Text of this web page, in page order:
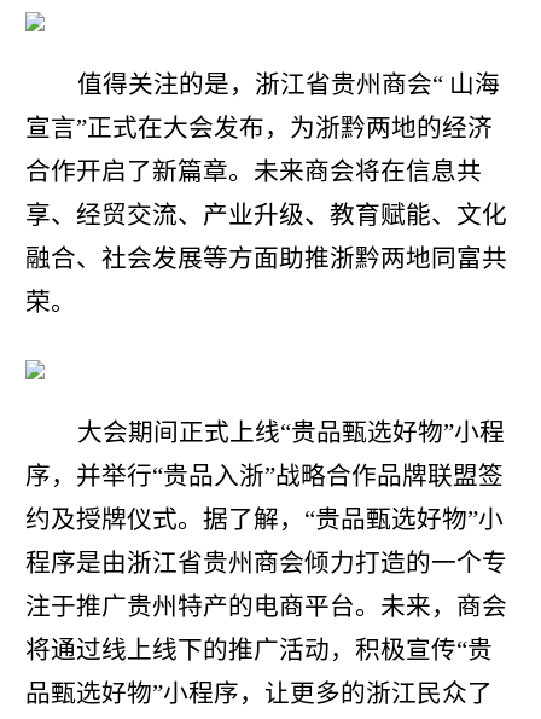
值得关注的是，浙江省贵州商会“ 山海
宣言”正式在大会发布，为浙黔两地的经济
合作开启了新篇章。未来商会将在信息共
享、经贸交流、产业升级、教育赋能、文化
融合、社会发展等方面助推浙黔两地同富共
荣。
大会期间正式上线“贵品甄选好物”小程
序，并举行“贵品入浙”战略合作品牌联盟签
约及授牌仪式。据了解，“贵品甄选好物”小
程序是由浙江省贵州商会倾力打造的一个专
注于推广贵州特产的电商平台。未来，商会
将通过线上线下的推广活动，积极宣传“贵
品甄选好物”小程序，让更多的浙江民众了